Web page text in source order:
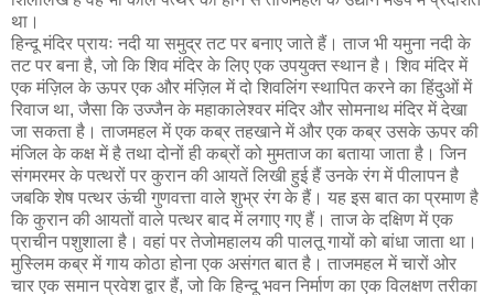
था।
हिन्दू मंदिर प्रायः नदी या समुद्र तट पर बनाए जाते हैं। ताज भी यमुना नदी के
तट पर बना है, जो कि शिव मंदिर के लिए एक उपयुक्त स्थान है। शिव मंदिर में
एक मंज़िल के ऊपर एक और मंज़िल में दो शिवलिंग स्थापित करने का हिंदुओं में
रिवाज था, जैसा कि उज्जैन के महाकालेश्वर मंदिर और सोमनाथ मंदिर में देखा
जा सकता है। ताजमहल में एक कब्र तहखाने में और एक कब्र उसके ऊपर की
मंजिल के कक्ष में है तथा दोनों ही कब्रों को मुमताज का बताया जाता है। जिन
संगमरमर के पत्थरों पर कुरान की आयतें लिखी हुई हैं उनके रंग में पीलापन है
जबकि शेष पत्थर ऊंची गुणवत्ता वाले शुभ्र रंग के हैं। यह इस बात का प्रमाण है
कि कुरान की आयतों वाले पत्थर बाद में लगाए गए हैं। ताज के दक्षिण में एक
प्राचीन पशुशाला है। वहां पर तेजोमहालय की पालतू गायों को बांधा जाता था।
मुस्लिम कब्र में गाय कोठा होना एक असंगत बात है। ताजमहल में चारों ओर
चार एक समान प्रवेश द्वार हैं, जो कि हिन्दू भवन निर्माण का एक विलक्षण तरीका